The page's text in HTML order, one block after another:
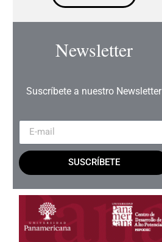
Newsletter
Suscríbete a nuestro Newsletter
SUSCRÍBETE